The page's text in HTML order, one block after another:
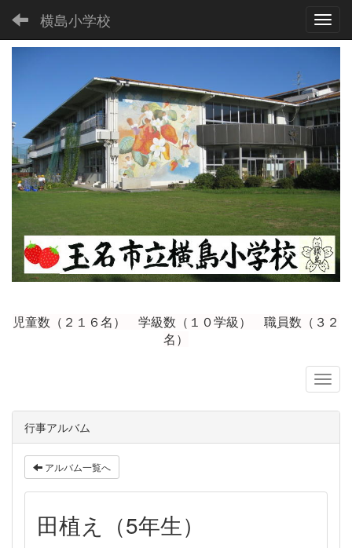
横島小学校
児童数（２１６名） 学級数（１０学級） 職員数（３２
名）
行事アルバム
アルバム一覧へ
田植え（5年生）